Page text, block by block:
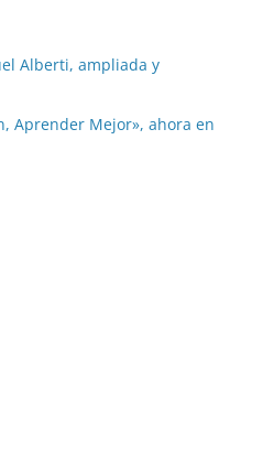
Alberti, ampliada y
Aprender Mejor», ahora en